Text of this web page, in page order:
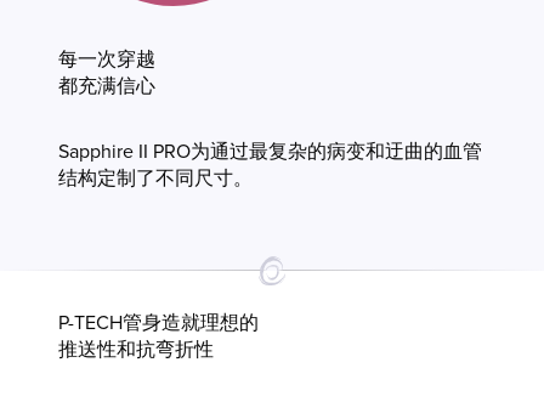
每一次穿越
都充满信心
Sapphire II PRO为通过最复杂的病变和迂曲的血管
结构定制了不同尺寸。
P-TECH管身造就理想的
推送性和抗弯折性